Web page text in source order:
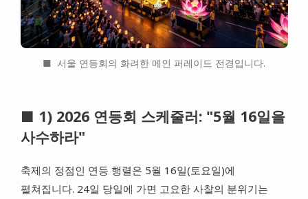
■ 서울 연등회의 화려한 메인 퍼레이드 전경입니다.
■ 1) 2026 연등회 스케줄러: "5월 16일을
사수하라"
축제의 정점인 연등 행렬은 5월 16일(토요일)에
펼쳐집니다. 24일 당일에 가면 고요한 사찰의 분위기는